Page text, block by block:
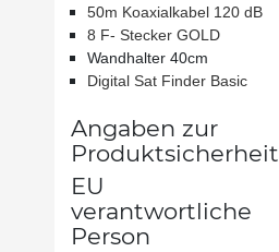
50m Koaxialkabel 120 dB
8 F- Stecker GOLD
Wandhalter 40cm
Digital Sat Finder Basic
Angaben zur
Produktsicherheit
EU
verantwortliche
Person